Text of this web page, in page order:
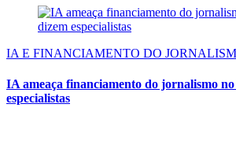
IA E FINANCIAMENTO DO
IA ameaça financiamento do jornalismo
especialistas